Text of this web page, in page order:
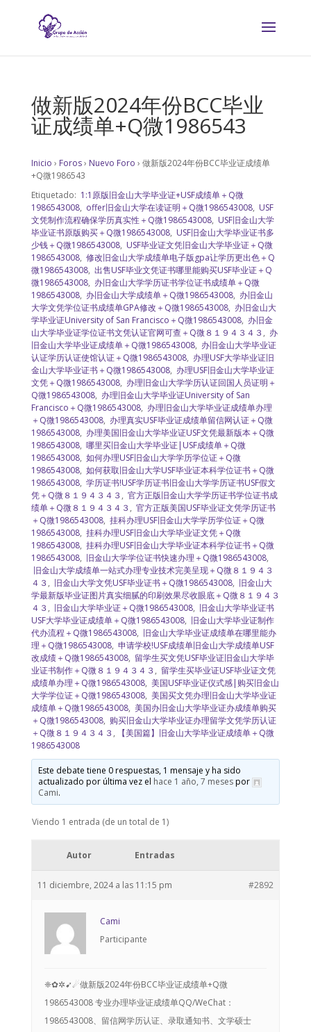
做新版2024年份BCC毕业
证成绩单+Q微1986543
Inicio › Foros› Nuevo Foro › 做新版2024年份BCC毕业证成绩单
+Q微1986543
Etiquetado: 1:1原版旧金山大学毕业证+USF成绩单＋Q微
1986543008, offer旧金山大学在读证明＋Q微1986543008, USF
文凭制作流程确保学历真实性＋Q微1986543008, USF旧金山大学
毕业证书原版购买＋Q微1986543008, USF旧金山大学毕业证书多
少钱＋Q微1986543008, USF毕业证文凭旧金山大学毕业证＋Q微
1986543008, 修改旧金山大学成绩单电子版gpa让学历更出色＋Q
微1986543008, 出售USF毕业文凭证书哪里能购买USF毕业证＋Q
微1986543008, 办旧金山大学学历证书学位证书成绩单＋Q微
1986543008, 办旧金山大学成绩单＋Q微1986543008, 办旧金山
大学文凭学位证书成绩单GPA修改＋Q微1986543008, 办旧金山大
学毕业证University of San Francisco＋Q微1986543008, 办旧金
山大学毕业证学位证书文凭认证官网可查＋Q微８１９４３４３ , 办
旧金山大学毕业证成绩单＋Q微1986543008, 办旧金山大学毕业证
认证学历认证使馆认证＋Q微1986543008, 办理USF大学毕业证旧
金山大学毕业证书＋Q微1986543008, 办理USF旧金山大学毕业证
文凭＋Q微1986543008, 办理旧金山大学学历认证回国人员证明＋
Q微1986543008, 办理旧金山大学毕业证University of San
Francisco＋Q微1986543008, 办理旧金山大学毕业证成绩单办理
＋Q微1986543008, 办理真实USF毕业证成绩单留信网认证＋Q微
1986543008, 办理美国旧金山大学毕业证USF文凭最新版本＋Q微
1986543008, 哪里买旧金山大学毕业证|USF成绩单＋Q微
1986543008, 如何办理USF旧金山大学学历学位证＋Q微
1986543008, 如何获取旧金山大学USF毕业证本科学位证书＋Q微
1986543008, 学历证书!USF学历证书旧金山大学学历证书USF假文
凭＋Q微８１９４３４３ , 官方正版旧金山大学学历证书学位证书成
绩单＋Q微８１９４３４３ , 官方正版美国USF毕业证文凭学历证书
＋Q微1986543008, 挂科办理USF旧金山大学学历学位证＋Q微
1986543008, 挂科办理USF旧金山大学毕业证文凭＋Q微
1986543008, 挂科办理USF旧金山大学毕业证本科学位证书＋Q微
1986543008, 旧金山大学学位证书快速办理＋Q微1986543008,
旧金山大学成绩单一站式办理专业技术完美呈现＋Q微８１９４３
４３ , 旧金山大学文凭USF毕业证书＋Q微1986543008, 旧金山大
学最新版毕业证图片真实细腻的印刷效果尽收眼底＋Q微８１９４３
４３ , 旧金山大学毕业证＋Q微1986543008, 旧金山大学毕业证书
USF大学毕业证成绩单＋Q微1986543008, 旧金山大学毕业证制作
代办流程＋Q微1986543008, 旧金山大学毕业证成绩单在哪里能办
理＋Q微1986543008, 申请学校!USF成绩单旧金山大学成绩单USF
改成绩＋Q微1986543008, 留学生买文凭USF毕业证旧金山大学毕
业证书制作＋Q微８１９４３４３ , 留学生买毕业证USF毕业证文凭
成绩单办理＋Q微1986543008, 美国USF毕业证仪式感|购买旧金山
大学学位证＋Q微1986543008, 美国买文凭办理旧金山大学毕业证
成绩单＋Q微1986543008, 美国办旧金山大学毕业证办成绩单购买
＋Q微1986543008, 购买旧金山大学毕业证办理留学文凭学历认证
＋Q微８１９４３４３ ,
【美国篇】旧金山大学毕业证成绩单＋Q微
1986543008
Este debate tiene 0 respuestas, 1 mensaje y ha sido
actualizado por última vez el hace 1 año, 7 mesespor
Cami.
Viendo 1 entrada (de un total de 1)
Autor Entradas
11 diciembre, 2024 a las 11:15 pm #2892
Cami
Participante
❈✿✲➹☄做新版2024年份BCC毕业证成绩单+Q微
1986543008 专业办理毕业证成绩单QQ/WeChat：
1986543008、留信网学历认证、录取通知书、文学硕士